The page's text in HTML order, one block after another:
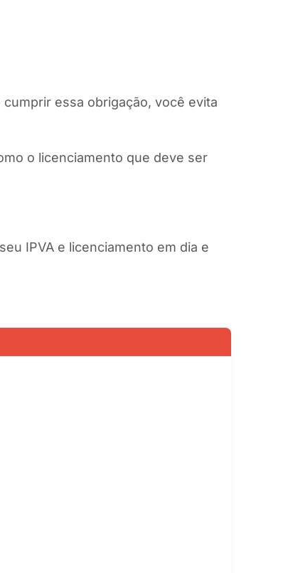
essa obrigação, você evita
o licenciamento que deve ser
IPVA e licenciamento em dia e